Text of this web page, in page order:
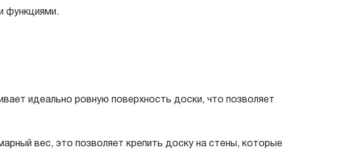
функциями.
идеально ровную поверхность доски, что позволяет
вес, это позволяет крепить доску на стены, которые